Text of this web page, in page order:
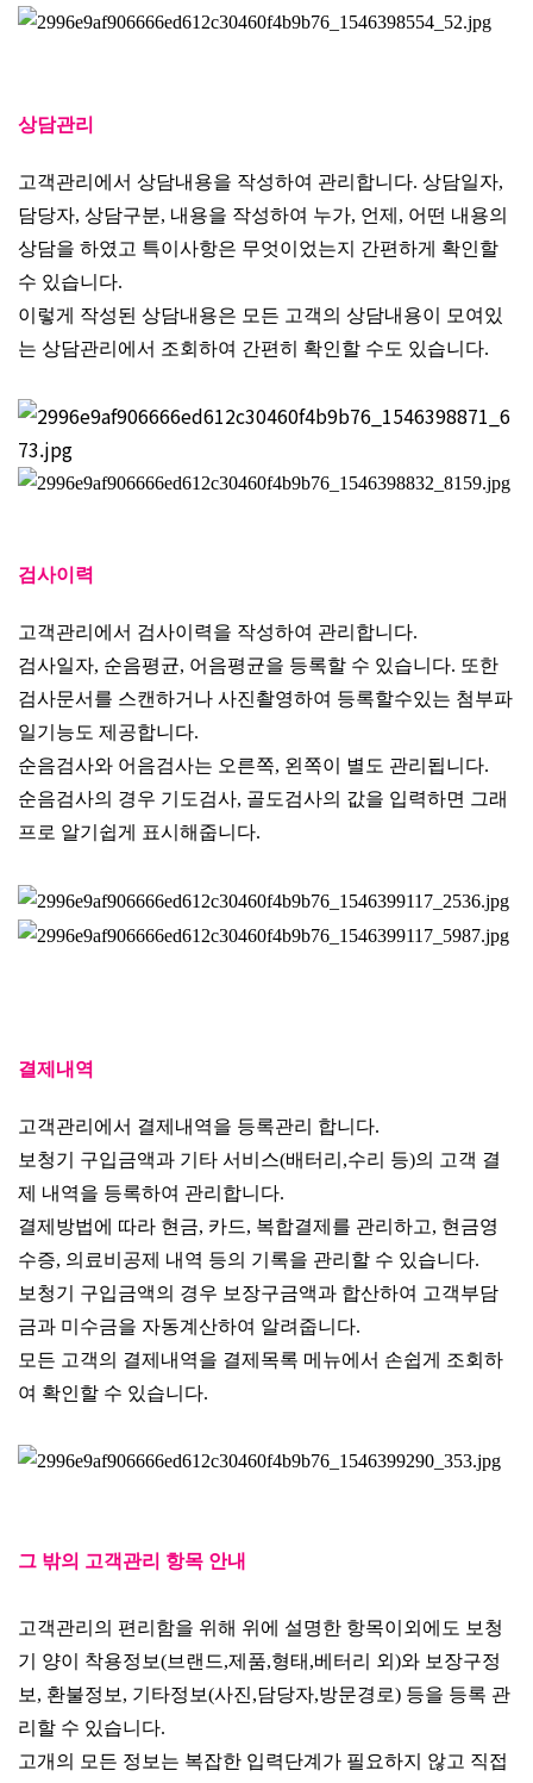
상담관리
고객관리에서 상담내용을 작성하여 관리합니다. 상담일자,
담당자, 상담구분, 내용을 작성하여 누가, 언제, 어떤 내용의
상담을 하였고 특이사항은 무엇이었는지 간편하게 확인할
수 있습니다.
이렇게 작성된 상담내용은 모든 고객의 상담내용이 모여있
는 상담관리에서 조회하여 간편히 확인할 수도 있습니다.
검사이력
고객관리에서 검사이력을 작성하여 관리합니다.
검사일자, 순음평균, 어음평균을 등록할 수 있습니다. 또한
검사문서를 스캔하거나 사진촬영하여 등록할수있는 첨부파
일기능도 제공합니다.
순음검사와 어음검사는 오른쪽, 왼쪽이 별도 관리됩니다.
순음검사의 경우 기도검사, 골도검사의 값을 입력하면 그래
프로 알기쉽게 표시해줍니다.
결제내역
고객관리에서 결제내역을 등록관리 합니다.
보청기 구입금액과 기타 서비스(배터리,수리 등)의 고객 결
제 내역을 등록하여 관리합니다.
결제방법에 따라 현금, 카드, 복합결제를 관리하고, 현금영
수증, 의료비공제 내역 등의 기록을 관리할 수 있습니다.
보청기 구입금액의 경우 보장구금액과 합산하여 고객부담
금과 미수금을 자동계산하여 알려줍니다.
모든 고객의 결제내역을 결제목록 메뉴에서 손쉽게 조회하
여 확인할 수 있습니다.
그 밖의 고객관리 항목 안내
고객관리의 편리함을 위해 위에 설명한 항목이외에도 보청
기 양이 착용정보(브랜드,제품,형태,베터리 외)와 보장구정
보, 환불정보, 기타정보(사진,담당자,방문경로) 등을 등록 관
리할 수 있습니다.
고개의 모든 정보는 복잡한 입력단계가 필요하지 않고 직접